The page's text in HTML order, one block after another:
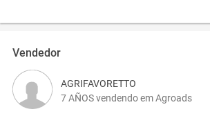
Vendedor
AGRIFAVORETTO
7 AÑOS vendendo em Agroads